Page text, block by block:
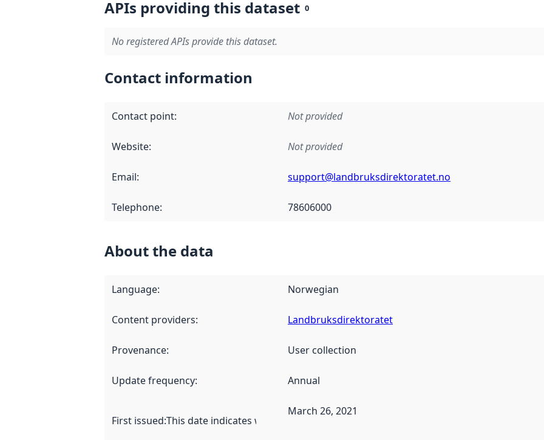
APIs providing this dataset 0
No registered APIs provide this dataset.
Contact information
Contact point: Not provided
Website: Not provided
Email: support@landbruksdirektoratet.no
Telephone: 78606000
About the data
Language: Norwegian
Content providers: Landbruksdirektoratet
Provenance: User collection
Update frequency: Annual
First issued:This date indicates when the data in this dataset was first released. It may have
March 26, 2021